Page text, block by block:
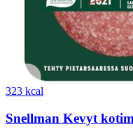
323 kcal
Snellman Kevyt